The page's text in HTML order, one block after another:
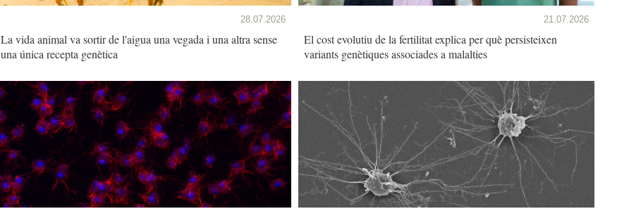
28.07.2026
La vida animal va sortir de l'aigua una vegada i una altra sense
una única recepta genètica
21.07.2026
El cost evolutiu de la fertilitat explica per què persisteixen
variants genètiques associades a malalties